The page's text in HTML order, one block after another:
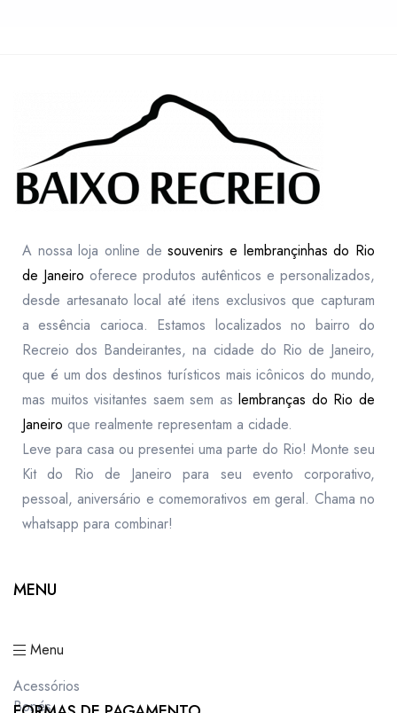
A nossa loja online desouvenirs e lembrançinhas do Rio
de Janeiro oferece produtos autênticos e personalizados,
desde artesanato local até itens exclusivos que capturam
a essência carioca. Estamos localizados no bairro do
Recreio dos Bandeirantes, na cidade do Rio de Janeiro,
que é um dos destinos turísticos mais icônicos do mundo,
mas muitos visitantes saem sem aslembranças do Rio de
Janeiro que realmente representam a cidade.
Leve para casa ou presentei uma parte do Rio! Monte seu
Kit do Rio de Janeiro para seu evento corporativo,
pessoal, aniversário e comemorativos em geral. Chama no
whatsapp para combinar!
MENU
Menu
Acessórios
Bonés